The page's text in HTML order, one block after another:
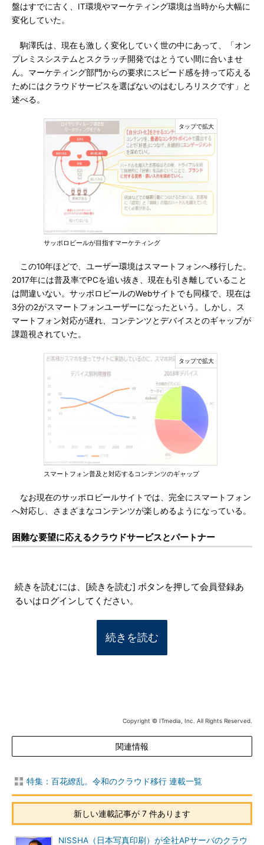
盤はすでに古く、IT環境やマーケティング環境は当時から大幅に
変化していた。
駒澤氏は、現在も激しく変化していく世の中にあって、「オン
プレミスシステムとスクラッチ開発ではとうてい間に合いませ
ん。マーケティング部門からの要求にスピード感を持って応える
ためにはクラウドサービスを選ばないのはむしろリスクです」と
述べる。
サッポロビールが目指すマーケティング
この10年ほどで、ユーザー環境はスマートフォンへ移行した。
2017年には普及率でPCを追い抜き、現在も引き離していること
は間違いない。サッポロビールのWebサイトでも同様で、現在は
3分の2がスマートフォンユーザーになったという。しかし、ス
マートフォン対応が遅れ、コンテンツとデバイスとのギャップが
課題視されていた。
スマートフォン普及と対応するコンテンツのギャップ
なお現在のサッポロビールサイトでは、完全にスマートフォン
へ対応し、さまざまなコンテンツが楽しめるようになっている。
困難な要望に応えるクラウドサービスとパートナー
続きを読むには、[続きを読む] ボタンを押して会員登録あ
るいはログインしてください。
続きを読む
Copyright © ITmedia, Inc. All Rights Reserved.
関連情報
特集：百花繚乱。令和のクラウド移行 連載一覧
新しい連載記事が 7 件あります
NISSHA（日本写真印刷）が全社APサーバのクラウ